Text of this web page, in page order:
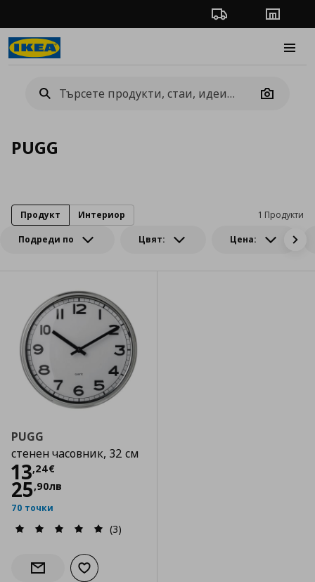
Проследяване на
Camera
PUGG
Подреди по Цвят: Цена:
1 Продукти
Продукт Интериор
PUGG
стенен часовник, 32 см
13,24€
Цена
25,90лв
70 точки
(3)
Информирай ме за наличност
Добави към списъка с любими